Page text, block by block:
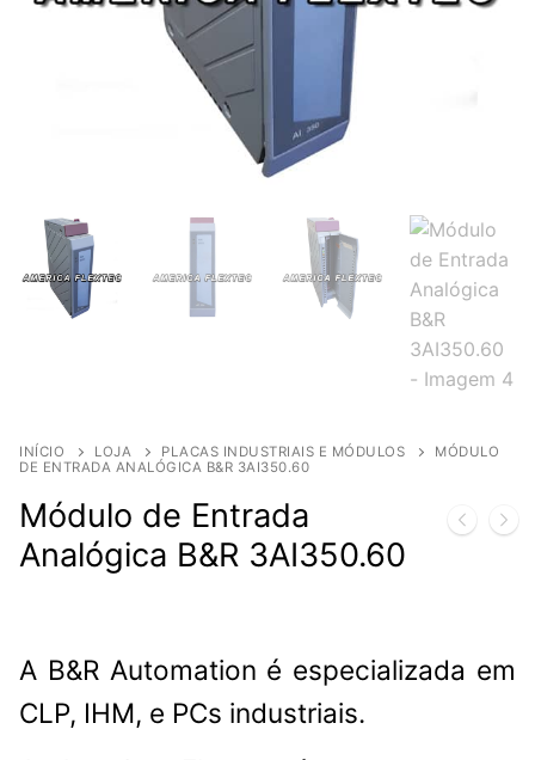
INÍCIO LOJA PLACAS INDUSTRIAIS E MÓDULOS
MÓDULO
DE ENTRADA ANALÓGICA B&R 3AI350.60
Módulo de Entrada
Analógica B&R 3AI350.60
A B&R Automation é especializada em
CLP, IHM, e PCs industriais.